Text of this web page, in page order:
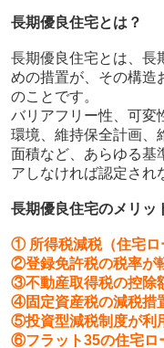
長期優良住宅とは？
長期優良住宅とは、長
めの措置が、その構造
のことです。
バリアフリー性、可変
環境、維持保全計画、
面積など、あらゆる基
アしなければ認定され
長期優良住宅のメリッ
① 所得税減税（住宅ロ
②登録免許税の税率が
③不動産取得税の控除
④固定資産税の減税措
⑤投資型減税制度が利
⑥フラット35の住宅ロ